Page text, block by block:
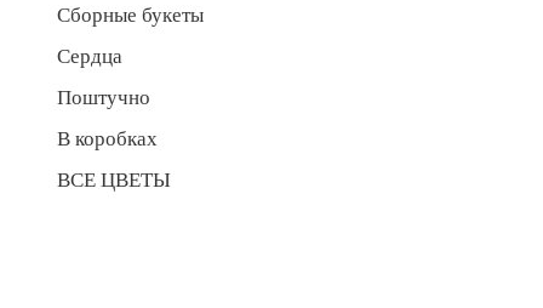
Сборные букеты
Сердца
Поштучно
В коробках
ВСЕ ЦВЕТЫ